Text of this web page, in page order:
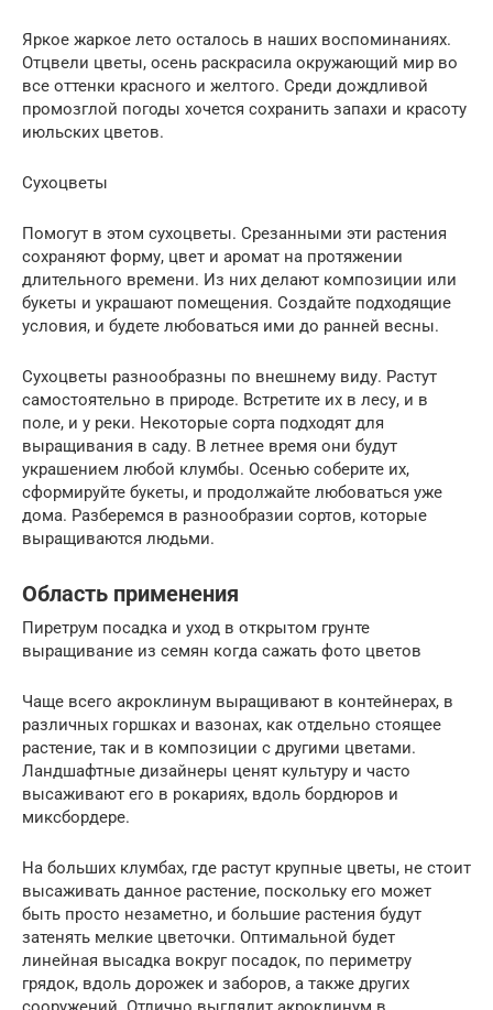
Яркое жаркое лето осталось в наших воспоминаниях.
Отцвели цветы, осень раскрасила окружающий мир во
все оттенки красного и желтого. Среди дождливой
промозглой погоды хочется сохранить запахи и красоту
июльских цветов.
Сухоцветы
Помогут в этом сухоцветы. Срезанными эти растения
сохраняют форму, цвет и аромат на протяжении
длительного времени. Из них делают композиции или
букеты и украшают помещения. Создайте подходящие
условия, и будете любоваться ими до ранней весны.
Сухоцветы разнообразны по внешнему виду. Растут
самостоятельно в природе. Встретите их в лесу, и в
поле, и у реки. Некоторые сорта подходят для
выращивания в саду. В летнее время они будут
украшением любой клумбы. Осенью соберите их,
сформируйте букеты, и продолжайте любоваться уже
дома. Разберемся в разнообразии сортов, которые
выращиваются людьми.
Область применения
Пиретрум посадка и уход в открытом грунте
выращивание из семян когда сажать фото цветов
Чаще всего акроклинум выращивают в контейнерах, в
различных горшках и вазонах, как отдельно стоящее
растение, так и в композиции с другими цветами.
Ландшафтные дизайнеры ценят культуру и часто
высаживают его в рокариях, вдоль бордюров и
миксбордере.
На больших клумбах, где растут крупные цветы, не стоит
высаживать данное растение, поскольку его может
быть просто незаметно, и большие растения будут
затенять мелкие цветочки. Оптимальной будет
линейная высадка вокруг посадок, по периметру
грядок, вдоль дорожек и заборов, а также других